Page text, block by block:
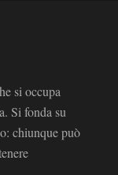
si occupa
Si fonda su
chiunque può